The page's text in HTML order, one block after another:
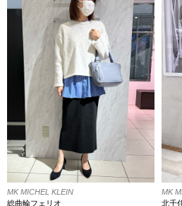
MK MICHEL KLEIN
総曲輪フェリオ
MK
北千